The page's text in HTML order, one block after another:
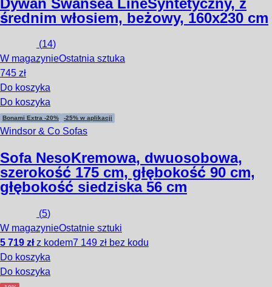
średnim włosiem, beżowy, 160x230 cm
(14)
W magazynieOstatnia sztuka
745 zł
Do koszyka
Do koszyka
Bonami Extra -20% -25% w aplikacji
Windsor & Co Sofas
Sofa NesoKremowa, dwuosobowa,
szerokość 175 cm, głębokość 90 cm,
głębokość siedziska 56 cm
(5)
W magazynieOstatnie sztuki
5 719 złz kodem7 149 zł bez kodu
Do koszyka
Do koszyka